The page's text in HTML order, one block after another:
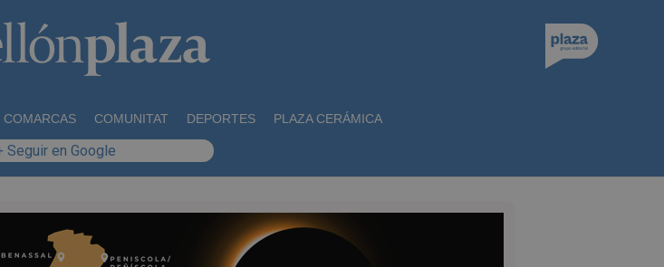
COMARCAS COMUNITAT DEPORTES PLAZA CERÁMICA
Seguir en Google